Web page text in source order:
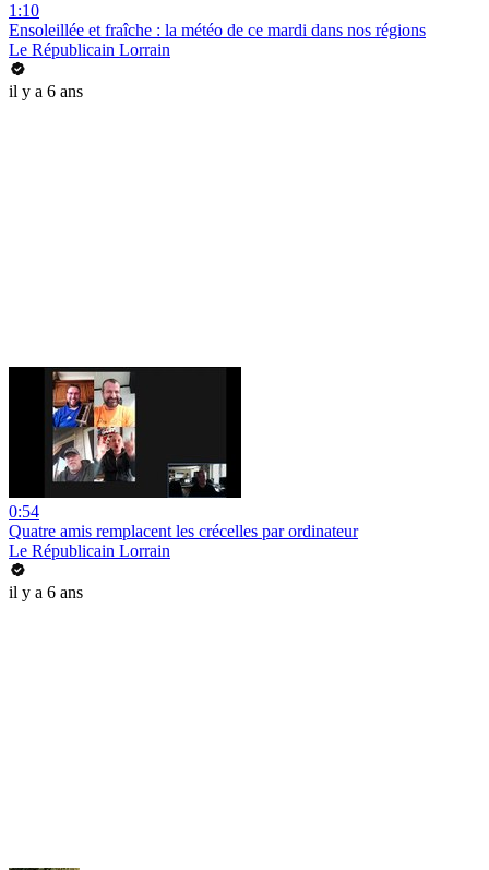
1:10
Ensoleillée et fraîche : la météo de ce mardi dans nos régions
Le Républicain Lorrain
il y a 6 ans
0:54
Quatre amis remplacent les crécelles par ordinateur
Le Républicain Lorrain
il y a 6 ans